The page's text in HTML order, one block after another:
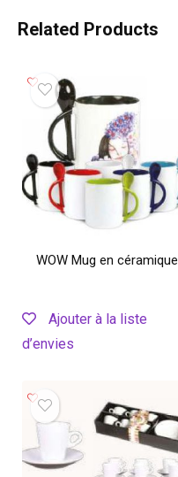
Related Products
WOW Mug en céramique
Ajouter à la liste
d’envies